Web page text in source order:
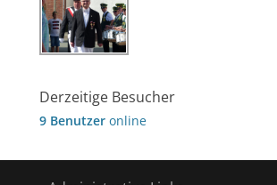
Derzeitige Besucher
9 Benutzer online